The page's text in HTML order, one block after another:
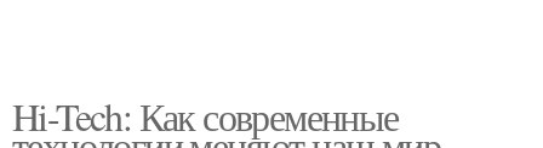
Hi-Tech: Как современные